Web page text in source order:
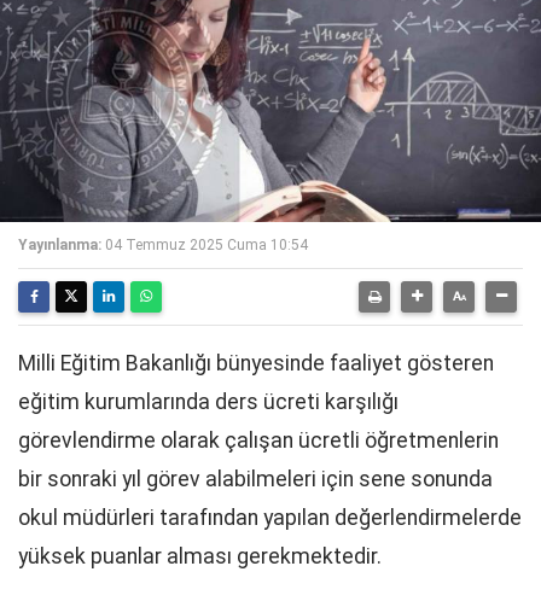
Yayınlanma: 04 Temmuz 2025 Cuma 10:54
Milli Eğitim Bakanlığı bünyesinde faaliyet gösteren
eğitim kurumlarında ders ücreti karşılığı
görevlendirme olarak çalışan ücretli öğretmenlerin
bir sonraki yıl görev alabilmeleri için sene sonunda
okul müdürleri tarafından yapılan değerlendirmelerde
yüksek puanlar alması gerekmektedir.